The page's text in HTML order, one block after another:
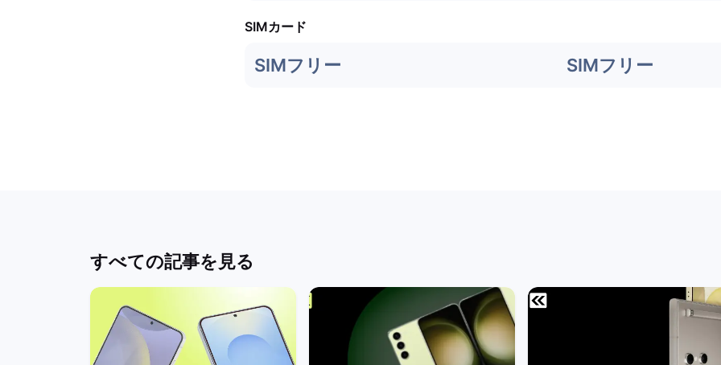
SIMカード
SIMフリー SIMフリー
すべての記事を見る